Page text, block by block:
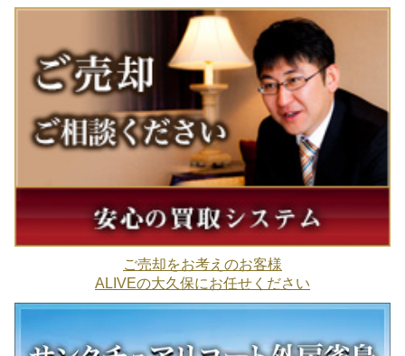
ご売却をお考えのお客様
ALIVEの大久保にお任せください